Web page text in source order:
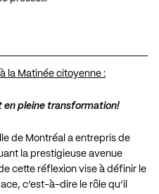
la Matinée citoyenne :
en pleine transformation!
de Montréal a entrepris de
la prestigieuse avenue
cette réflexion vise à définir le
c’est-à-dire le rôle qu’il